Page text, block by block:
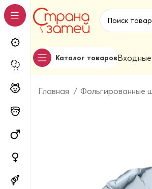
Каталог товаровВходные
Главная Фольгированные